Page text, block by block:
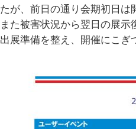
たが、前日の通り会期初日は
また被害状況から翌日の展
出展準備を整え、開催にこぎ